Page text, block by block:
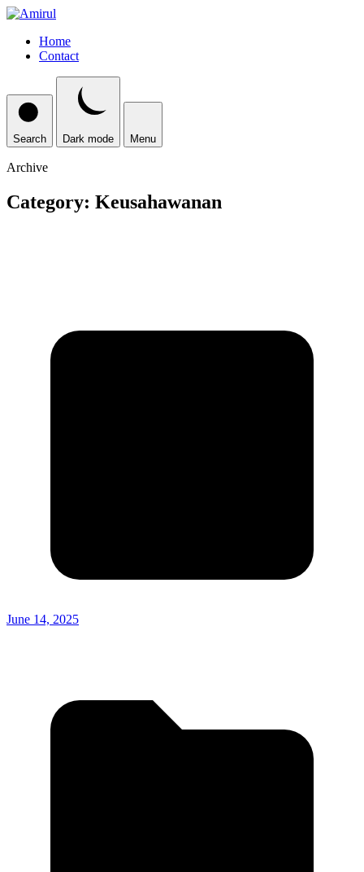
Home
Contact
Search Dark mode Menu
Archive
Category: Keusahawanan
June 14, 2025